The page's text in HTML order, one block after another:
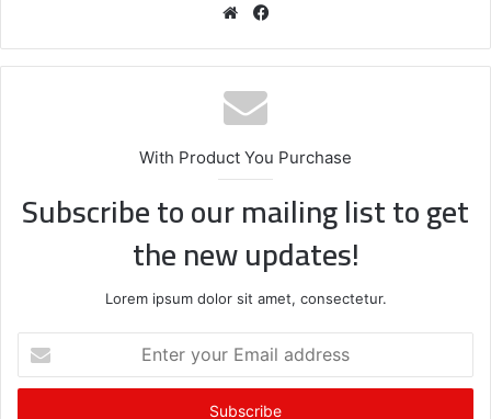
We
te
bo
With Product You Purchase
Subscribe to our mailing list to get
the new updates!
Lorem ipsum dolor sit amet, consectetur.
t